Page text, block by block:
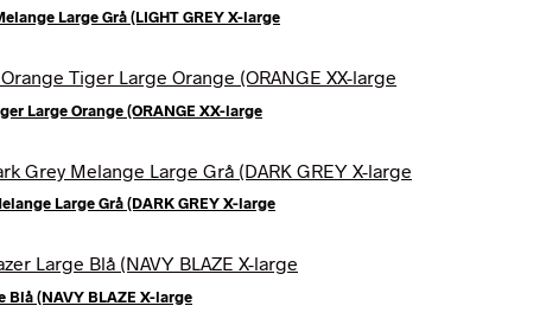
Large Grå (LIGHT GREY X-large
Large Orange (ORANGE XX-large
Large Grå (DARK GREY X-large
(NAVY BLAZE X-large